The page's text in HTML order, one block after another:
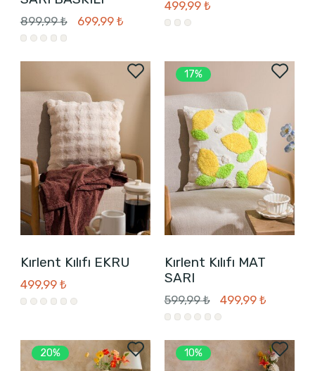
899,99 ₺ 699,99 ₺
499,99 ₺
Kırlent Kılıfı EKRU
499,99 ₺
17%
Kırlent Kılıfı MAT
SARI
599,99 ₺ 499,99 ₺
20% 10%